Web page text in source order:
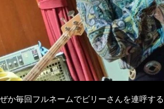
か毎回フルネームでビリーさんを連呼す